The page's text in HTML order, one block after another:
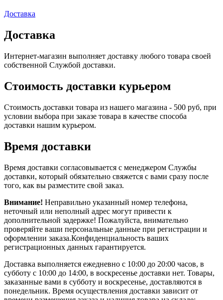
Доставка
Доставка
Интернет-магазин выполняет доставку любого товара своей
собственной Службой доставки.
Стоимость доставки курьером
Стоимость доставки товара из нашего магазина - 500 руб, при
условии выбора при заказе товара в качестве способа
доставки нашим курьером.
Время доставки
Время доставки согласовывается с менеджером Службы
доставки, который обязательно свяжется с вами сразу после
того, как вы разместите свой заказ.
Внимание! Неправильно указанный номер телефона,
неточный или неполный адрес могут привести к
дополнительной задержке! Пожалуйста, внимательно
проверяйте ваши персональные данные при регистрации и
оформлении заказа.Конфиденциальность ваших
регистрационных данных гарантируется.
Доставка выполняется ежедневно с 10:00 до 20:00 часов, в
субботу с 10:00 до 14:00, в воскресенье доставки нет. Товары,
заказанные вами в субботу и воскресенье, доставляются в
понедельник. Время осуществления доставки зависит от